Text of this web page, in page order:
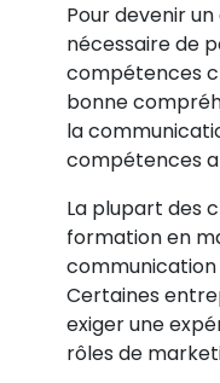
Pour devenir
nécessaire de
compétences
bonne
la
compétences
La plupart des
formation en
communication
Certaines
exiger une
rôles de